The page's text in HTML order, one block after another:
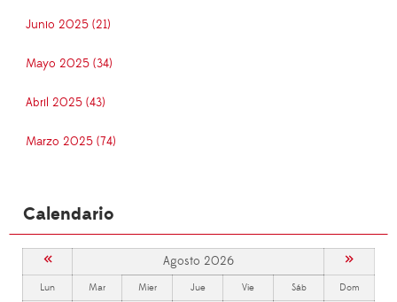
Junio 2025 (21)
Mayo 2025 (34)
Abril 2025 (43)
Marzo 2025 (74)
Calendario
« Agosto 2026 »
Lun Mar Mier Jue Vie Sáb Dom